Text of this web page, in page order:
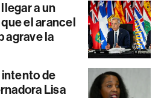
a un
el arancel
agrave la
de
Lisa